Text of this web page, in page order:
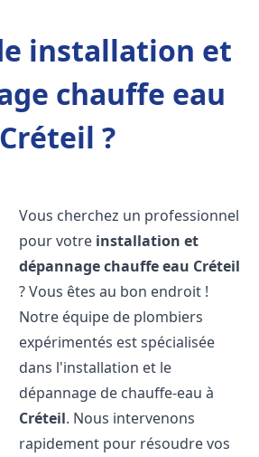
installation et
chauffe eau
Créteil ?
Vous cherchez un professionnel
pour votre installation et
dépannage chauffe eau Créteil
? Vous êtes au bon endroit !
Notre équipe de plombiers
expérimentés est spécialisée
dans l'installation et le
dépannage de chauffe-eau à
Créteil. Nous intervenons
rapidement pour résoudre vos